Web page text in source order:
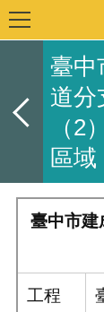
臺中
道分
（2
區域
臺中市建
工程